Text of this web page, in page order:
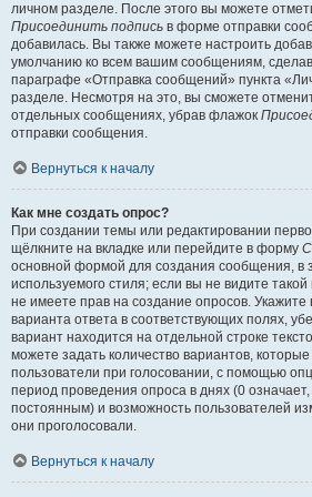
личном разделе. После этого вы можете
Присоединить подпись в форме отправки
добавилась. Вы также можете настроить
умолчанию ко всем вашим сообщениям,
параграфе «Отправка сообщений» пункта
разделе. Несмотря на это, вы сможете
отдельных сообщениях, убрав флажок
отправки сообщения.
Вернуться к началу
Как мне создать опрос?
При создании темы или редактировании
щёлкните на вкладке или перейдите в форму
основной формой для создания сообщения, в
используемого стиля; если вы не видите
не имеете прав на создание опросов. Укажите
варианта ответа в соответствующих полях,
вариант находится на отдельной строке
можете задать количество вариантов,
пользователи при голосовании, с помощью
период проведения опроса в днях (0
постоянным) и возможность пользователей
они проголосовали.
Вернуться к началу